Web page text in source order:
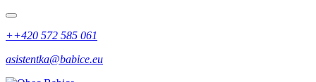
++420 572 585 061
asistentka@babice.eu